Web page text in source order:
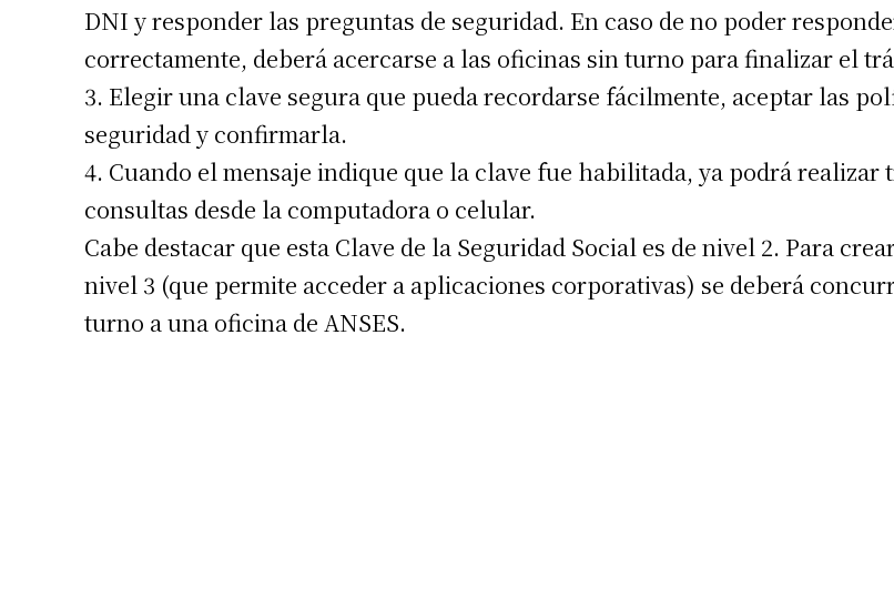
DNI y responder las preguntas de seguridad. En caso de no poder
correctamente, deberá acercarse a las oficinas sin turno para finalizar el
3. Elegir una clave segura que pueda recordarse fácilmente, aceptar las
seguridad y confirmarla.
4. Cuando el mensaje indique que la clave fue habilitada, ya podrá realizar
consultas desde la computadora o celular.
Cabe destacar que esta Clave de la Seguridad Social es de nivel 2. Para
nivel 3 (que permite acceder a aplicaciones corporativas) se deberá
turno a una oficina de ANSES.